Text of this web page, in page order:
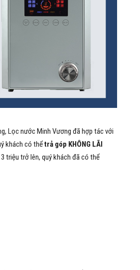
Lọc nước Minh Vương đãhợp tác với
khách có thểtrả góp KHÔNG LÃI
triệu trở lên, quý khách đã có thể